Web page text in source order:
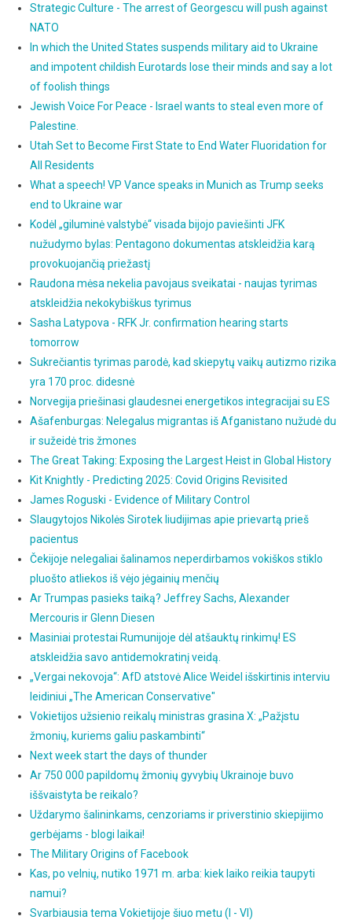
Strategic Culture - The arrest of Georgescu will push against
NATO
In which the United States suspends military aid to Ukraine
and impotent childish Eurotards lose their minds and say a lot
of foolish things
Jewish Voice For Peace - Israel wants to steal even more of
Palestine.
Utah Set to Become First State to End Water Fluoridation for
All Residents
What a speech! VP Vance speaks in Munich as Trump seeks
end to Ukraine war
Kodėl „giluminė valstybė“ visada bijojo paviešinti JFK
nužudymo bylas: Pentagono dokumentas atskleidžia karą
provokuojančią priežastį
Raudona mėsa nekelia pavojaus sveikatai - naujas tyrimas
atskleidžia nekokybiškus tyrimus
Sasha Latypova - RFK Jr. confirmation hearing starts
tomorrow
Sukrečiantis tyrimas parodė, kad skiepytų vaikų autizmo rizika
yra 170 proc. didesnė
Norvegija priešinasi glaudesnei energetikos integracijai su ES
Ašafenburgas: Nelegalus migrantas iš Afganistano nužudė du
ir sužeidė tris žmones
The Great Taking: Exposing the Largest Heist in Global History
Kit Knightly - Predicting 2025: Covid Origins Revisited
James Roguski - Evidence of Military Control
Slaugytojos Nikolės Sirotek liudijimas apie prievartą prieš
pacientus
Čekijoje nelegaliai šalinamos neperdirbamos vokiškos stiklo
pluošto atliekos iš vėjo jėgainių menčių
Ar Trumpas pasieks taiką? Jeffrey Sachs, Alexander
Mercouris ir Glenn Diesen
Masiniai protestai Rumunijoje dėl atšauktų rinkimų! ES
atskleidžia savo antidemokratinį veidą.
„Vergai nekovoja“: AfD atstovė Alice Weidel išskirtinis interviu
leidiniui „The American Conservative"
Vokietijos užsienio reikalų ministras grasina X: „Pažįstu
žmonių, kuriems galiu paskambinti“
Next week start the days of thunder
Ar 750 000 papildomų žmonių gyvybių Ukrainoje buvo
iššvaistyta be reikalo?
Uždarymo šalininkams, cenzoriams ir priverstinio skiepijimo
gerbėjams - blogi laikai!
The Military Origins of Facebook
Kas, po velnių, nutiko 1971 m. arba: kiek laiko reikia taupyti
namui?
Svarbiausia tema Vokietijoje šiuo metu (I - VI)